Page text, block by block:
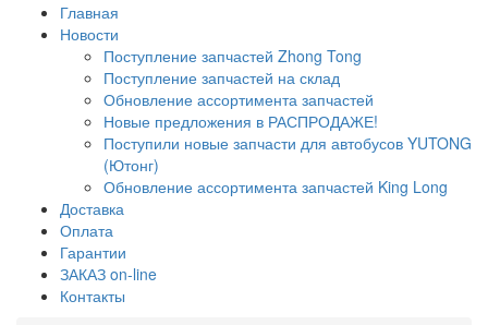
Главная
Новости
Поступление запчастей Zhong Tong
Поступление запчастей на склад
Обновление ассортимента запчастей
Новые предложения в РАСПРОДАЖЕ!
Поступили новые запчасти для автобусов YUTONG
(Ютонг)
Обновление ассортимента запчастей King Long
Доставка
Оплата
Гарантии
ЗАКАЗ on-line
Контакты